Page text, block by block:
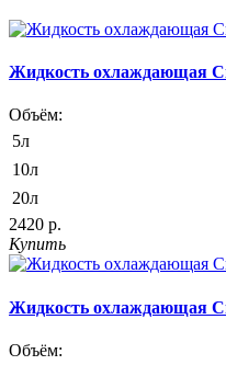
Жидкость охлаждающая
Объём:
5л
10л
20л
2420 р.
Купить
Жидкость охлаждающая
Объём: